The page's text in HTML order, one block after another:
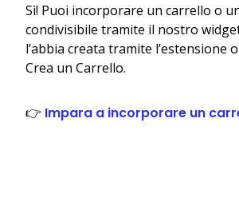
Sì! Puoi incorporare un carrello o
condivisibile tramite il nostro
l’abbia creata tramite l’estensione
Crea un Carrello.
👉 Impara a incorporare un